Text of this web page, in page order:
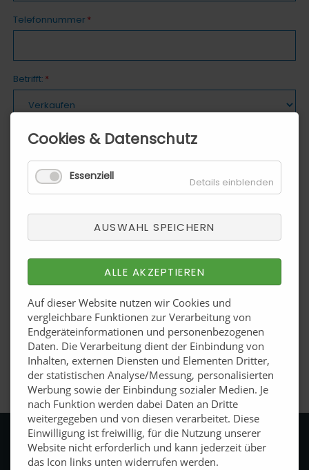
Pflichtfeld
Telefonnummer *
Pflichtfeld
Betrifft: *
Pflichtfeld
Ihre Nachricht*
Pflichtfeld
Ja ich habe die*Datenschutzerklärunggelesen und stimme
dieser zu
RÜCKRUF ANFORDERN
Cookies & Datenschutz
Essenziell
Details einblenden
AUSWAHL SPEICHERN
ALLE AKZEPTIEREN
Auf dieser Website nutzen wir Cookies und
vergleichbare Funktionen zur Verarbeitung von
Endgeräteinformationen und personenbezogenen
Daten. Die Verarbeitung dient der Einbindung von
Inhalten, externen Diensten und Elementen Dritter,
der statistischen Analyse/Messung, personalisierten
Werbung sowie der Einbindung sozialer Medien. Je
nach Funktion werden dabei Daten an Dritte
weitergegeben und von diesen verarbeitet. Diese
Einwilligung ist freiwillig, für die Nutzung unserer
Website nicht erforderlich und kann jederzeit über
das Icon links unten widerrufen werden.